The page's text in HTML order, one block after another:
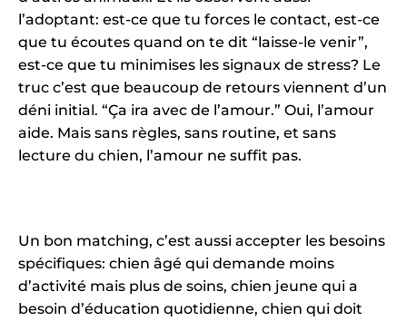
l’adoptant: est-ce que tu forces le contact, est-ce
que tu écoutes quand on te dit “laisse-le venir”,
est-ce que tu minimises les signaux de stress? Le
truc c’est que beaucoup de retours viennent d’un
déni initial. “Ça ira avec de l’amour.” Oui, l’amour
aide. Mais sans règles, sans routine, et sans
lecture du chien, l’amour ne suffit pas.
Un bon matching, c’est aussi accepter les besoins
spécifiques: chien âgé qui demande moins
d’activité mais plus de soins, chien jeune qui a
besoin d’éducation quotidienne, chien qui doit